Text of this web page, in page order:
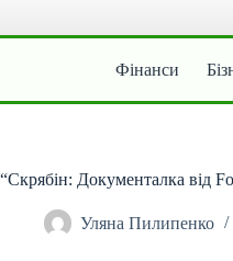
Фінанси
“Скрябін: Документалка від
Уляна Пилипенко